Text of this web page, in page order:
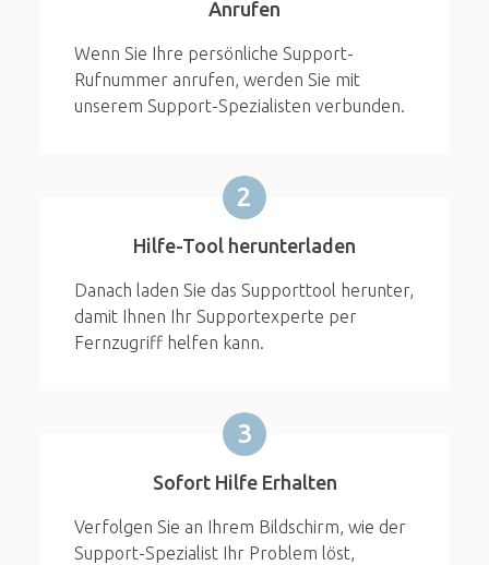
Anrufen
Wenn Sie Ihre persönliche Support-
Rufnummer anrufen, werden Sie mit
unserem Support-Spezialisten verbunden.
2
Hilfe-Tool herunterladen
Danach laden Sie das Supporttool herunter,
damit Ihnen Ihr Supportexperte per
Fernzugriff helfen kann.
3
Sofort Hilfe Erhalten
Verfolgen Sie an Ihrem Bildschirm, wie der
Support-Spezialist Ihr Problem löst,